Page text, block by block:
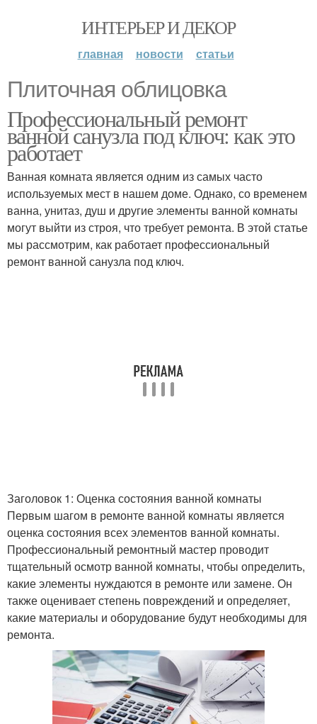
ИНТЕРЬЕР И ДЕКОР
главная новости статьи
Плиточная облицовка
Профессиональный ремонт
ванной санузла под ключ: как это
работает
Ванная комната является одним из самых часто
используемых мест в нашем доме. Однако, со временем
ванна, унитаз, душ и другие элементы ванной комнаты
могут выйти из строя, что требует ремонта. В этой статье
мы рассмотрим, как работает профессиональный
ремонт ванной санузла под ключ.
Заголовок 1: Оценка состояния ванной комнаты
Первым шагом в ремонте ванной комнаты является
оценка состояния всех элементов ванной комнаты.
Профессиональный ремонтный мастер проводит
тщательный осмотр ванной комнаты, чтобы определить,
какие элементы нуждаются в ремонте или замене. Он
также оценивает степень повреждений и определяет,
какие материалы и оборудование будут необходимы для
ремонта.